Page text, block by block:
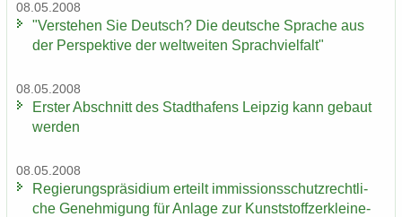
08.05.2008
"Ver­ste­hen Sie Deutsch? Die deut­sche Spra­che aus
der Per­spek­ti­ve der welt­wei­ten Sprach­viel­falt"
08.05.2008
Ers­ter Ab­schnitt des Stadt­ha­fens Leip­zig kann ge­baut
wer­den
08.05.2008
Re­gie­rungs­prä­si­di­um er­teilt im­mis­si­ons­schutz­recht­li­
che Ge­neh­mi­gung für An­la­ge zur Kunst­stoff­zer­klei­ne­